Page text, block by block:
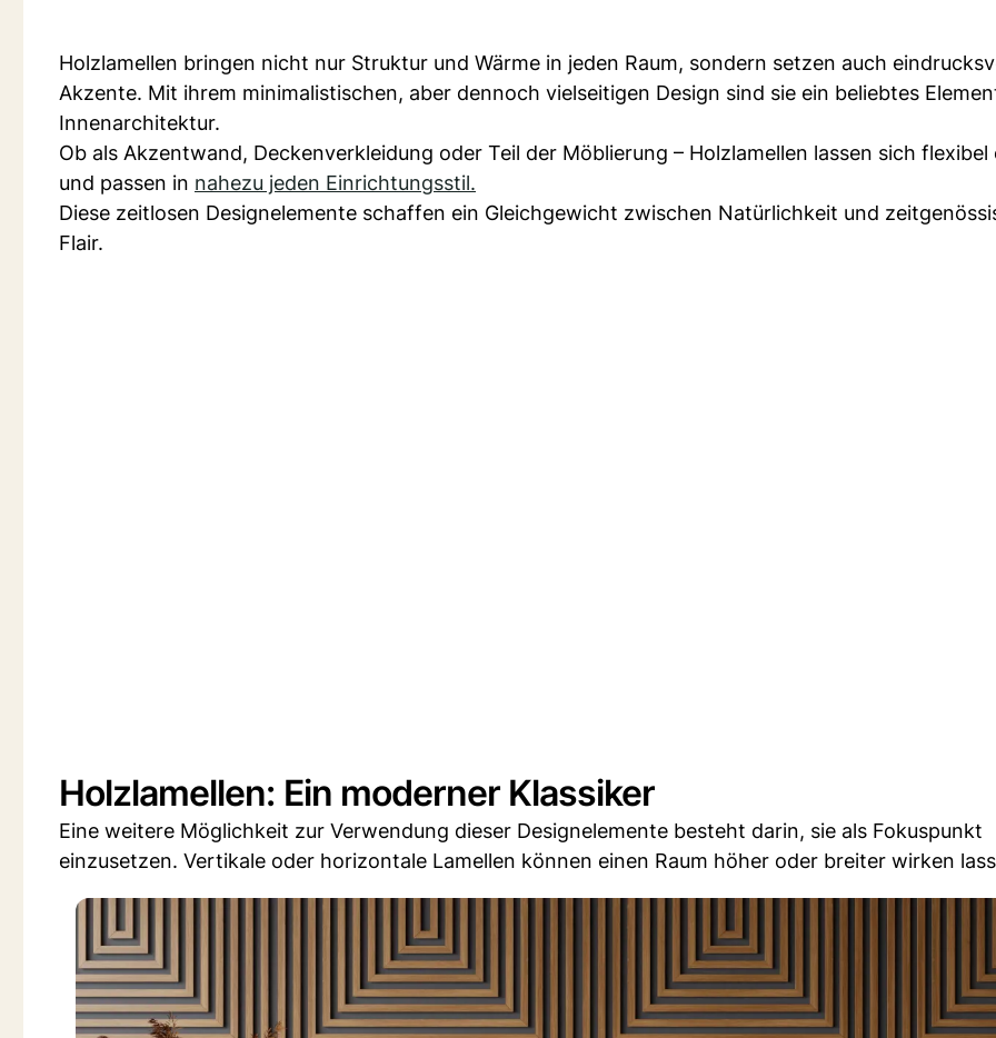
Holzlamellen bringen nicht nur Struktur und Wärme in jeden Raum, sondern setzen auch
Akzente. Mit ihrem minimalistischen, aber dennoch vielseitigen Design sind sie ein beliebtes
Innenarchitektur.
Ob als Akzentwand, Deckenverkleidung oder Teil der Möblierung – Holzlamellen lassen sich flexibel
und passen in nahezu jeden Einrichtungsstil.
Diese zeitlosen Designelemente schaffen ein Gleichgewicht zwischen Natürlichkeit und
Flair.
Holzlamellen: Ein moderner Klassiker
Eine weitere Möglichkeit zur Verwendung dieser Designelemente besteht darin, sie als Fokuspunkt
einzusetzen. Vertikale oder horizontale Lamellen können einen Raum höher oder breiter wirken